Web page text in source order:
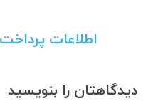
اطلاعات
دیدگاهتان را بنویسید